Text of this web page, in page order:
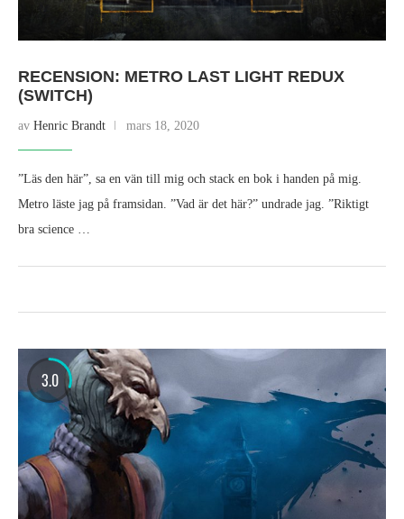
RECENSION: METRO LAST LIGHT REDUX
(SWITCH)
av Henric Brandt mars 18, 2020
”Läs den här”, sa en vän till mig och stack en bok i handen på mig.
Metro läste jag på framsidan. ”Vad är det här?” undrade jag. ”Riktigt
bra science …
3.0